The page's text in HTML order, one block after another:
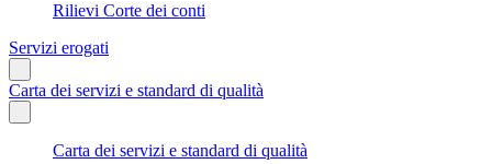
Rilievi Corte dei conti
Servizi erogati
Carta dei servizi e standard di qualità
Carta dei servizi e standard di qualità